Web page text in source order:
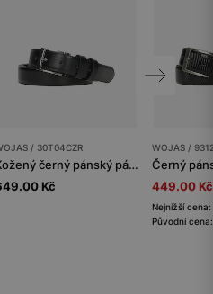
/ 30T04CZR
Kožený černý pánský pásek
Kč
WOJAS /
449.00 Kč
Nejnižší
Původní